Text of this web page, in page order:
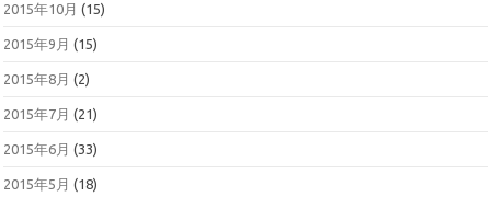
2015年10月 (15)
2015年9月 (15)
2015年8月 (2)
2015年7月 (21)
2015年6月 (33)
2015年5月 (18)